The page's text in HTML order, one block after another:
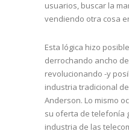
usuarios, buscar la
vendiendo otra cosa
Esta lógica hizo
derrochando ancho
revolucionando -y
industria tradicional
Anderson. Lo mismo
su oferta de telefonía
industria de las